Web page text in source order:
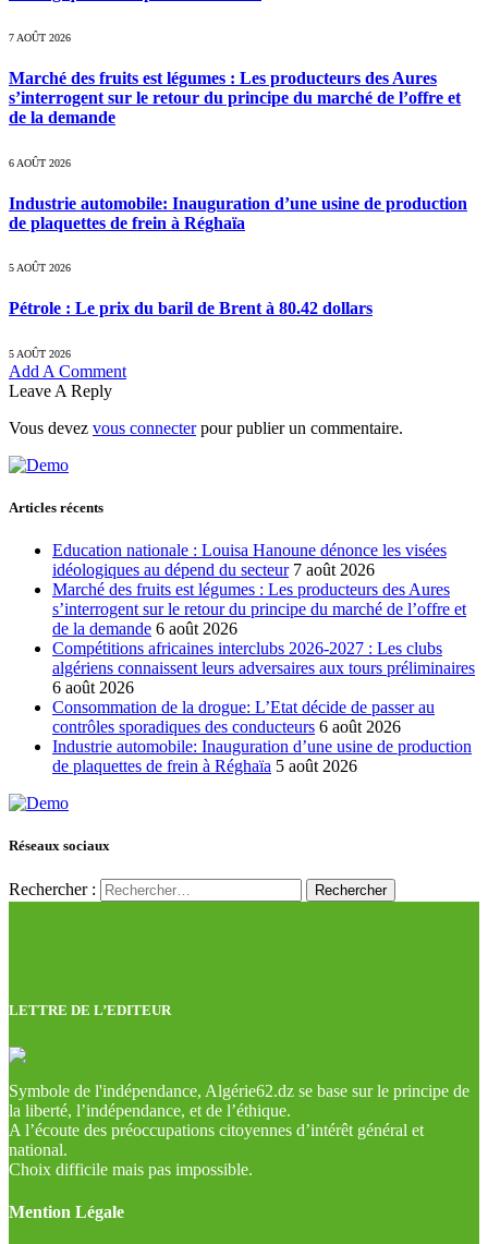
7 AOÛT 2026
Marché des fruits est légumes : Les producteurs des Aures
s’interrogent sur le retour du principe du marché de l’offre et
de la demande
6 AOÛT 2026
Industrie automobile: Inauguration d’une usine de production
de plaquettes de frein à Réghaïa
5 AOÛT 2026
Pétrole : Le prix du baril de Brent à 80.42 dollars
5 AOÛT 2026
Add A Comment
Leave A Reply
Vous devez vous connecterpour publier un commentaire.
Articles récents
Education nationale : Louisa Hanoune dénonce les visées
idéologiques au dépend du secteur 7 août 2026
Marché des fruits est légumes : Les producteurs des Aures
s’interrogent sur le retour du principe du marché de l’offre et
de la demande 6 août 2026
Compétitions africaines interclubs 2026-2027 : Les clubs
algériens connaissent leurs adversaires aux tours préliminaires
6 août 2026
Consommation de la drogue: L’Etat décide de passer au
contrôles sporadiques des conducteurs 6 août 2026
Industrie automobile: Inauguration d’une usine de production
de plaquettes de frein à Réghaïa 5 août 2026
Réseaux sociaux
Rechercher :
LETTRE DE L’EDITEUR
Symbole de l'indépendance, Algérie62.dz se base sur le principe de
la liberté, l’indépendance, et de l’éthique.
A l’écoute des préoccupations citoyennes d’intérêt général et
national.
Choix difficile mais pas impossible.
Mention Légale